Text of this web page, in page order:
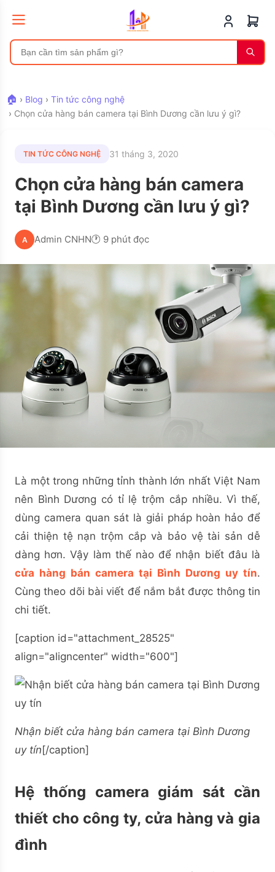
🏠 › Blog › Tin tức công nghệ
› Chọn cửa hàng bán camera tại Bình Dương cần lưu ý gì?
TIN TỨC CÔNG NGHỆ 31 tháng 3, 2020
Chọn cửa hàng bán camera
tại Bình Dương cần lưu ý gì?
A Admin CNHN🕐 9 phút đọc
Là một trong những tỉnh thành lớn nhất Việt Nam
nên Bình Dương có tỉ lệ trộm cắp nhiều. Vì thế,
dùng camera quan sát là giải pháp hoàn hảo để
cải thiện tệ nạn trộm cắp và bảo vệ tài sản dễ
dàng hơn. Vậy làm thế nào để nhận biết đâu là
cửa hàng bán camera tại Bình Dương uy tín.
Cùng theo dõi bài viết để nắm bắt được thông tin
chi tiết.
[caption id="attachment_28525"
align="aligncenter" width="600"]
Nhận biết cửa hàng bán camera tại Bình Dương
uy tín[/caption]
Hệ thống camera giám sát cần
thiết cho công ty, cửa hàng và gia
đình